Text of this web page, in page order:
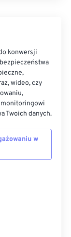
konwersji
wideo, czy
Twoich danych.
w